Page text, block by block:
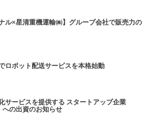
ル×星清重機運輸㈱】グループ会社で販売力の
ロボット配送サービスを本格始動
サービスを提供する スタートアップ企業
への出資のお知らせ